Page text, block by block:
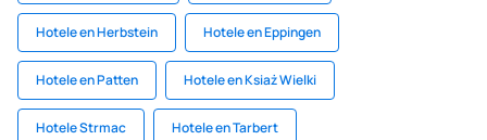
Hotele en Herbstein Hotele en Eppingen
Hotele en Patten Hotele en Ksiaż Wielki
Hotele Strmac Hotele en Tarbert